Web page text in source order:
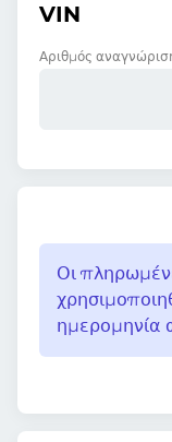
VIN
Αριθμός
Οι
ημερομηνία